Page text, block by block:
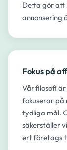
Detta gör att
annonsering
Fokus på
Vår filosofi är
fokuserar på
tydliga mål.
säkerställer
ert företags